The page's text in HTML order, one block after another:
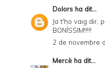
Dolors ha dit...
Ja t'ho vaig dir,
BONÍSSIM!!!!!
2 de novembre
Mercè ha dit...